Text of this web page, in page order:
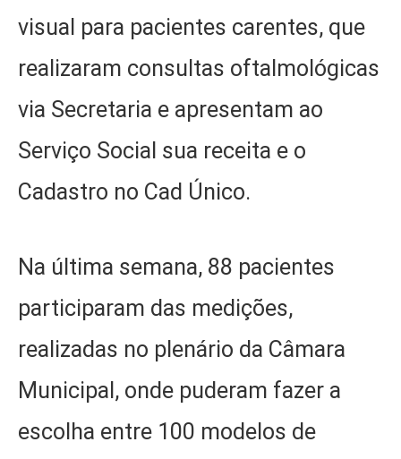
visual para pacientes carentes, que
realizaram consultas oftalmológicas
via Secretaria e apresentam ao
Serviço Social sua receita e o
Cadastro no Cad Único.
Na última semana, 88 pacientes
participaram das medições,
realizadas no plenário da Câmara
Municipal, onde puderam fazer a
escolha entre 100 modelos de